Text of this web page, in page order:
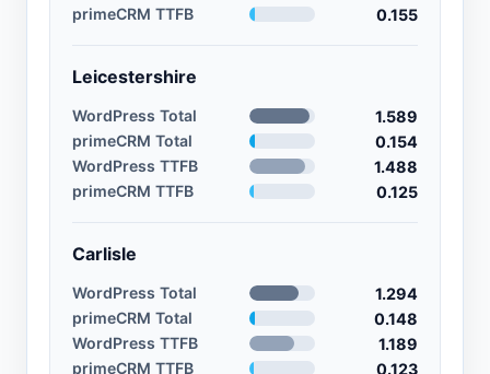
primeCRM TTFB
0.155
Leicestershire
WordPress Total
1.589
primeCRM Total
0.154
WordPress TTFB
1.488
primeCRM TTFB
0.125
Carlisle
WordPress Total
1.294
primeCRM Total
0.148
WordPress TTFB
1.189
primeCRM TTFB
0.123